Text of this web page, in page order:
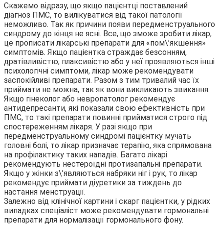
Скажемо відразу, що якщо пацієнтці поставлений
діагноз ПМС, то вилікуватися від такої патології
неможливо. Так як причини появи передменструального
синдрому до кінця не ясні. Все, що зможе зробити лікар,
це прописати лікарські препарати для «пом\’якшення»
симптомів. Якщо пацієнтка страждає безсонням,
дратівливістю, плаксивістю або у неї проявляються інші
психологічні симптоми, лікар може рекомендувати
заспокійливі препарати. Разом з тим тривалий час їх
приймати не можна, так як вони викликають звикання.
Якщо гінеколог або невропатолог рекомендує
антидепресанти, які показали свою ефективність при
ПМС, то такі препарати повинні прийматися строго під
спостереженням лікаря. У разі якщо при
передменструальному синдромі пацієнтку мучать
головні болі, то лікар призначає терапію, яка спрямована
на профілактику таких нападів. Багато лікарі
рекомендують нестероїдні протизапальні препарати.
Якщо у жінки з\’являються набряки ніг і рук, то лікар
рекомендує приймати діуретики за тиждень до
настання менструації.
Залежно від клінічної картини і скарг пацієнтки, у рідких
випадках спеціаліст може рекомендувати гормональні
препарати для нормалізації гормонального фону.